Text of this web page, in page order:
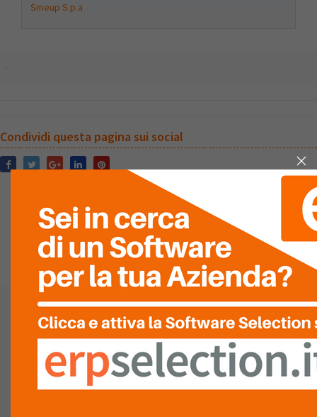
Smeup S.p.a
.
Condividi questa pagina sui social
DOMANDEE RISPOSTE
Hai una domanda? Inseriscila adesso.
Chiedi alla Community
ACG Enterprise integrato con Sme.UP ERP
Sede legale: